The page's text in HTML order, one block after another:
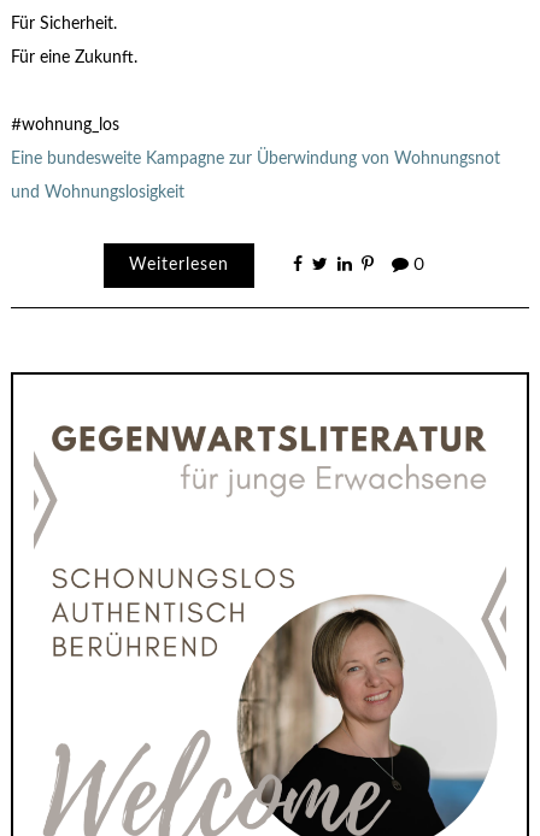
Für Sicherheit.
Für eine Zukunft.
#wohnung_los
Eine bundesweite Kampagne zur Überwindung von Wohnungsnot
und Wohnungslosigkeit
Weiterlesen 0